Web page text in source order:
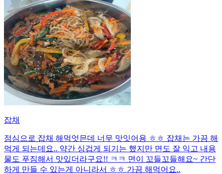
잡채
점심으로 잡채 해먹엇믄데 너무 맛잇어용 ㅎㅎ 잡채는 가끔 해
먹게 되는데요.. 약간 싱겁게 되기는 했지만 면도 잘 익고 내용
물도 푸짐해서 맛있더라구요!! ㅋㅋ 면이 꼬들꼬들해요~ 간단
하게 만들 수 있는게 아니라서 ㅎㅎ 가끔 해먹어요..